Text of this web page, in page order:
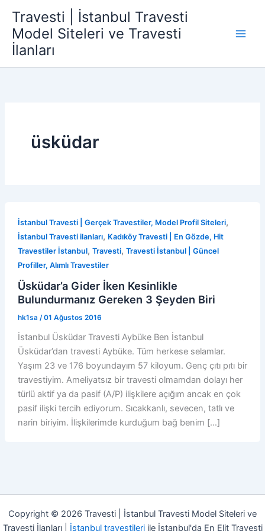
Travesti | İstanbul Travesti
Model Siteleri ve Travesti
İlanları
üsküdar
İstanbul Travesti | Gerçek Travestiler, Model Profil Siteleri,
İstanbul Travesti ilanları, Kadıköy Travesti | En Gözde, Hit
Travestiler İstanbul, Travesti, Travesti İstanbul | Güncel
Profiller, Alımlı Travestiler
Üsküdar’a Gider İken Kesinlikle
Bulundurmanız Gereken 3 Şeyden Biri
hk1sa /01 Ağustos 2016
İstanbul Üsküdar Travesti Aybüke Ben İstanbul
Üsküdar’dan travesti Aybüke. Tüm herkese selamlar.
Yaşım 23 ve 176 boyundayım 57 kiloyum. Genç çıtı pıtı bir
travestiyim. Ameliyatsız bir travesti olmamdan dolayı her
türlü aktif ya da pasif (A/P) ilişkilere açığım ancak en çok
pasif ilişki tercih ediyorum. Sıcakkanlı, sevecen, tatlı ve
narin biriyim. İlişkilerimde kurduğum bağ benim […]
Copyright © 2026 Travesti | İstanbul Travesti Model Siteleri ve
Travesti İlanları | İstanbul travestileriile İstanbul'da En Elit Travesti